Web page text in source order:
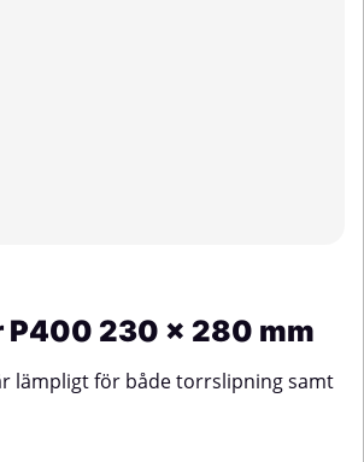
P400 230 x 280 mm
lämpligt för både torrslipning samt